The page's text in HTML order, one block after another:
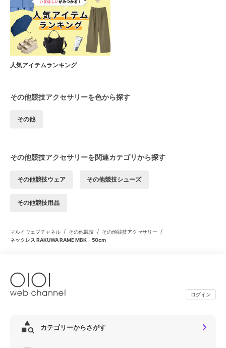
人気アイテムランキング
その他競技アクセサリーを色から探す
その他
その他競技アクセサリーを関連カテゴリから探す
その他競技ウェア その他競技シューズ
その他競技用品
マルイウェブチャネル / その他競技 / その他競技アクセサリー /
ネックレス RAKUWA RAME MBK 50cm
ログイン
カテゴリーからさがす